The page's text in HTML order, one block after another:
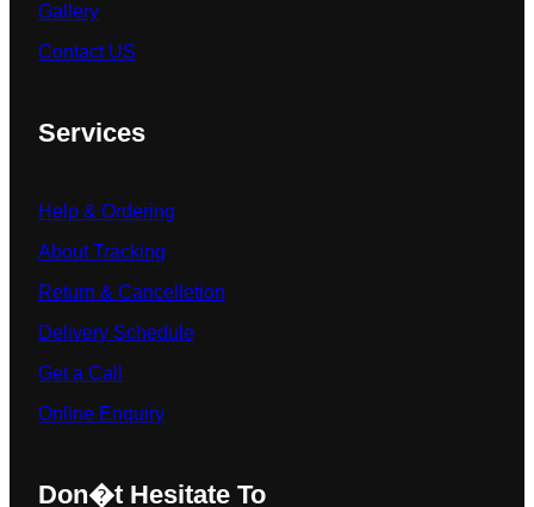
Gallery
Contact US
Services
Help & Ordering
About Tracking
Return & Cancelletion
Delivery Schedule
Get a Call
Online Enquiry
Don�t Hesitate To